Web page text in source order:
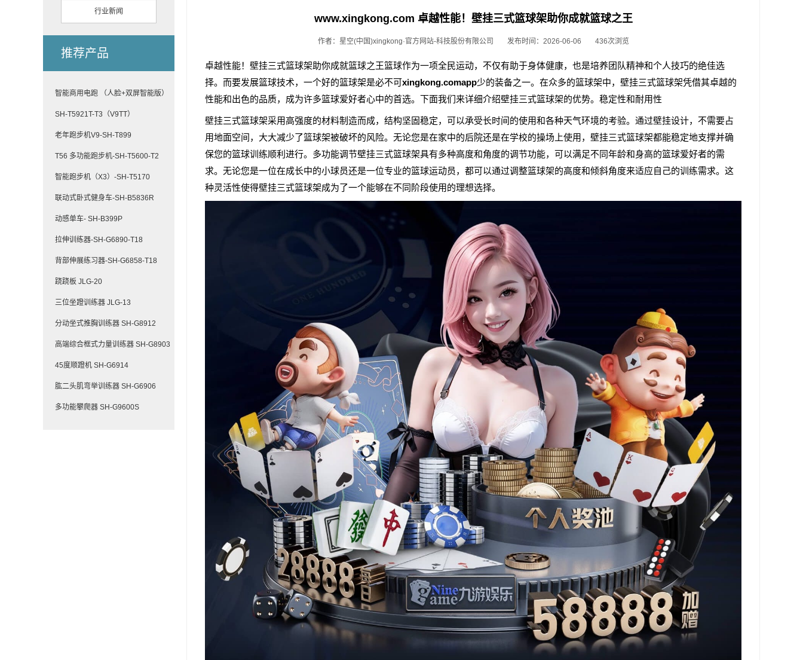
行业新闻
推荐产品
智能商用电跑 （人脸+双屏智能版）
SH-T5921T-T3（V9TT）
老年跑步机V9-SH-T899
T56 多功能跑步机-SH-T5600-T2
智能跑步机（X3）-SH-T5170
联动式卧式健身车-SH-B5836R
动感单车- SH-B399P
拉伸训练器-SH-G6890-T18
背部伸展练习器-SH-G6858-T18
跷跷板 JLG-20
三位坐蹬训练器 JLG-13
分动坐式推胸训练器 SH-G8912
高端综合框式力量训练器 SH-G8903
45度顺蹬机 SH-G6914
肱二头肌弯举训练器 SH-G6906
多功能攀爬器 SH-G9600S
www.xingkong.com 卓越性能！壁挂三式篮球架助你成就篮球之王
作者：星空(中国)xingkong·官方网站-科技股份有限公司 发布时间：2026-06-06 436次浏览
卓越性能！壁挂三式篮球架助你成就篮球之王篮球作为一项全民运动，不仅有助于身体健康，也是培养团队精神和个人技巧的绝佳选
择。而要发展篮球技术，一个好的篮球架是必不可xingkong.comapp少的装备之一。在众多的篮球架中，壁挂三式篮球架凭借其卓越的
性能和出色的品质，成为许多篮球爱好者心中的首选。下面我们来详细介绍壁挂三式篮球架的优势。稳定性和耐用性
壁挂三式篮球架采用高强度的材料制造而成，结构坚固稳定，可以承受长时间的使用和各种天气环境的考验。通过壁挂设计，不需要占
用地面空间，大大减少了篮球架被破坏的风险。无论您是在家中的后院还是在学校的操场上使用，壁挂三式篮球架都能稳定地支撑并确
保您的篮球训练顺利进行。多功能调节壁挂三式篮球架具有多种高度和角度的调节功能，可以满足不同年龄和身高的篮球爱好者的需
求。无论您是一位在成长中的小球员还是一位专业的篮球运动员，都可以通过调整篮球架的高度和倾斜角度来适应自己的训练需求。这
种灵活性使得壁挂三式篮球架成为了一个能够在不同阶段使用的理想选择。